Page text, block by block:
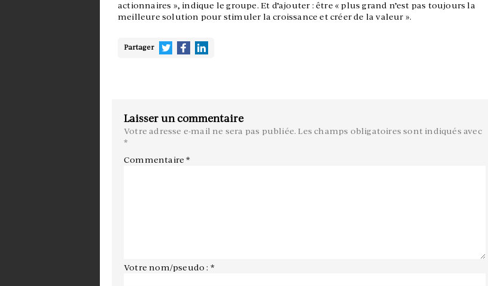
actionnaires », indique le groupe. Et d’ajouter : être « plus grand n’est pas toujours la
meilleure solution pour stimuler la croissance et créer de la valeur ».
Partager
Laisser un commentaire
Votre adresse e-mail ne sera pas publiée. Les champs obligatoires sont indiqués avec
*
Commentaire*
Votre nom/pseudo : *